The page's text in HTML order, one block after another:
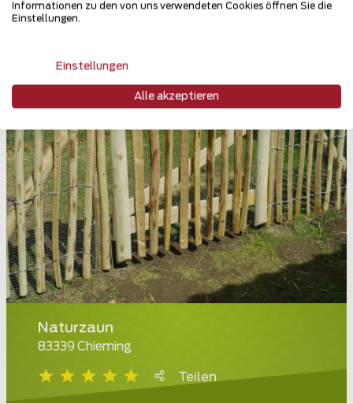
Naturzaun
83339 Chieming
Teilen
Informationen zu den von uns verwendeten Cookies öffnen Sie die
Einstellungen.
Einstellungen
Alle akzeptieren